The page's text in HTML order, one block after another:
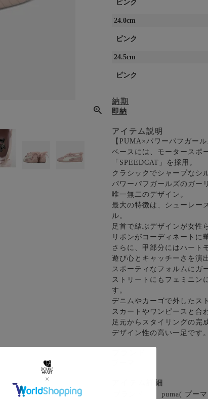
ピンク
24.0cm
ピンク
24.5cm
ピンク
納期
即納
アイテム説明
【PUMA×パワーパフガー
ベースには、モータースポ
「SPEEDCAT」を採用。
クラシックでシャープなシ
パワーパフガールズのガー
唯一無二のデザイン。
最大の特徴は、シューレー
ル。
足首で結ぶデザインが女性
リボンがコーディネートに
さらに、甲部分にはハート
遊び心とキャッチーさを演
スポーティなフォルムにガ
ストリートにもフェミニン
す。
デニムやカーゴで外したス
スカートやワンピースと合
足元からスタイリングの完
デザイン性の高い一足です。
アイテム詳細
puma( プー